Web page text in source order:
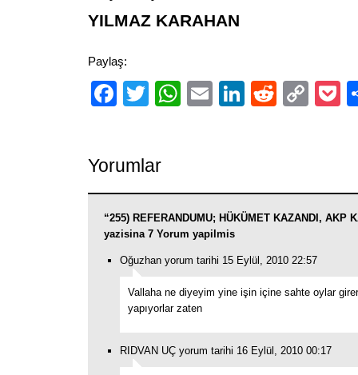
YILMAZ KARAHAN
Paylaş:
Facebook
TwitterWhatsApp
EmailLinkedIn
Reddit
Yorumlar
“255) REFERANDUMU; HÜKÜMET KAZANDI, AKP
yazisina 7 Yorum yapilmis
Oğuzhan yorum tarihi 15 Eylül, 2010 22:57
Vallaha ne diyeyim yine işin içine sahte oylar
yapıyorlar zaten
RIDVAN UÇ yorum tarihi 16 Eylül, 2010 00:17